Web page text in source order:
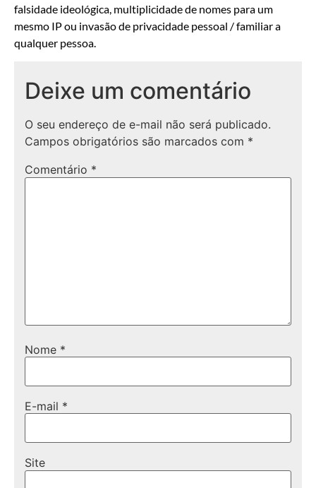
falsidade ideológica, multiplicidade de nomes para um
mesmo IP ou invasão de privacidade pessoal / familiar a
qualquer pessoa.
Deixe um comentário
O seu endereço de e-mail não será publicado.
Campos obrigatórios são marcados com *
Comentário *
Nome *
E-mail *
Site